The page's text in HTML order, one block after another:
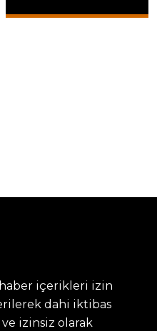
içerikleri izin
dahi iktibas
izinsiz olarak